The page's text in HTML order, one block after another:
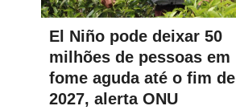
El Niño pode deixar 50
milhões de pessoas em
fome aguda até o fim de
2027, alerta ONU